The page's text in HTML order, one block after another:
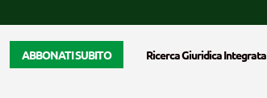
ABBONATI SUBITO Ricerca Giuridica Integrata